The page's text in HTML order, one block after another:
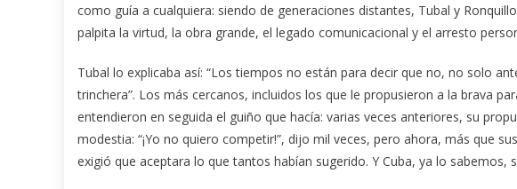
como guía a cualquiera: siendo de generaciones distantes, Tubal y
palpita la virtud, la obra grande, el legado comunicacional y el arresto
Tubal lo explicaba así: “Los tiempos no están para decir que no, no solo
trinchera”. Los más cercanos, incluidos los que le propusieron a la brava
entendieron en seguida el guiño que hacía: varias veces anteriores, su
modestia: “¡Yo no quiero competir!”, dijo mil veces, pero ahora, más que
exigió que aceptara lo que tantos habían sugerido. Y Cuba, ya lo sabemos,